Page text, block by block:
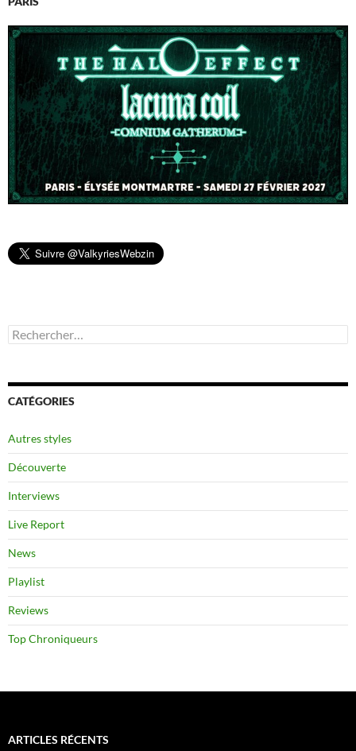
Rechercher :
CATÉGORIES
Autres styles
Découverte
Interviews
Live Report
News
Playlist
Reviews
Top Chroniqueurs
ARTICLES RÉCENTS